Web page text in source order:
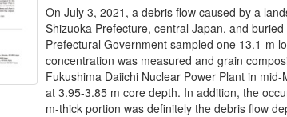
On July 3, 2021, a debris flow caused by a
Shizuoka Prefecture, central Japan, and
Prefectural Government sampled one 13.1-m
concentration was measured and grain
Fukushima Daiichi Nuclear Power Plant in
at 3.95-3.85 m core depth. In addition, the
m-thick portion was definitely the debris flow